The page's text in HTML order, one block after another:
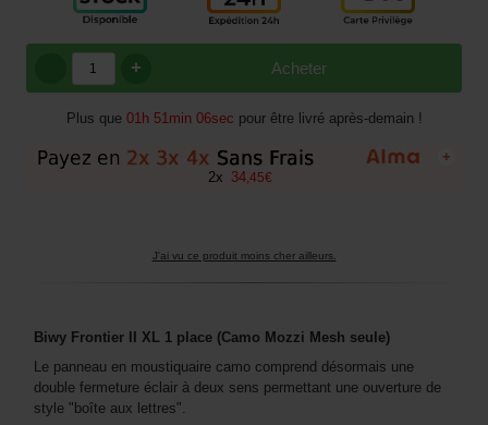
Acheter
+
Plus que 01h 51min 06sec pour être livré après-demain !
+
2x 34 45€
J'ai vu ce produit moins cher ailleurs.
Biwy Frontier II XL 1 place (Camo Mozzi Mesh seule)
Le panneau en moustiquaire camo comprend désormais une
double fermeture éclair à deux sens permettant une ouverture de
style "boîte aux lettres".